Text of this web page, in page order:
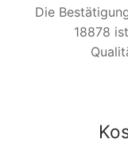
Die
18878